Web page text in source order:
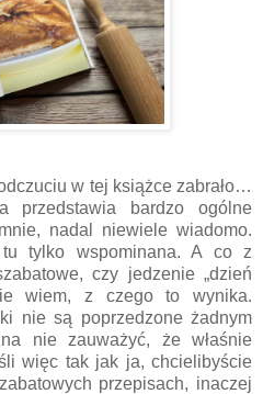
w tej książce zabrało…
przedstawia bardzo ogólne
nadal niewiele wiadomo.
tylko wspominana. A co z
czy jedzenie „dzień
wiem, z czego to wynika.
nie są poprzedzone żadnym
nie zauważyć, że właśnie
więc tak jak ja, chcielibyście
przepisach, inaczej